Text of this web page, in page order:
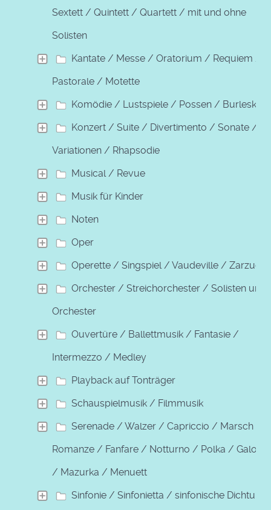
Sextett / Quintett / Quartett / mit und ohne
Solisten
Kantate / Messe / Oratorium / Requiem /
Pastorale / Motette
Komödie / Lustspiele / Possen / Burleske
Konzert / Suite / Divertimento / Sonate /
Variationen / Rhapsodie
Musical / Revue
Musik für Kinder
Noten
Oper
Operette / Singspiel / Vaudeville / Zarzuela
Orchester / Streichorchester / Solisten und
Orchester
Ouvertüre / Ballettmusik / Fantasie /
Intermezzo / Medley
Playback auf Tonträger
Schauspielmusik / Filmmusik
Serenade / Walzer / Capriccio / Marsch /
Romanze / Fanfare / Notturno / Polka / Galopp
/ Mazurka / Menuett
Sinfonie / Sinfonietta / sinfonische Dichtung